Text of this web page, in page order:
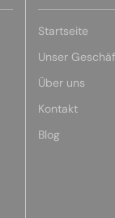
Startseite
Unser
Über uns
Kontakt
Blog